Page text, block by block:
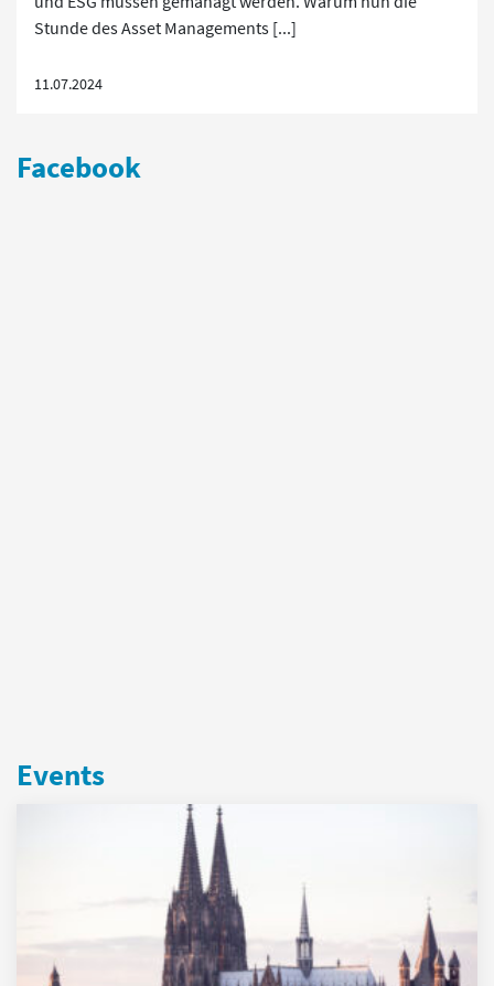
Stunde des Asset Managements [...]
11.07.2024
Facebook
Events